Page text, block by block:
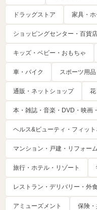
ドラッグストア 家具・
ショッピングセンター・百貨
キッズ・ベビー・おもちゃ
車・バイク スポーツ用
通販・ネットショップ
本・雑誌・音楽・DVD・映画
ヘルス&ビューティ・フィット
マンション・戸建・リフォー
旅行・ホテル・リゾート
レストラン・デリバリー・外
アミューズメント 保険